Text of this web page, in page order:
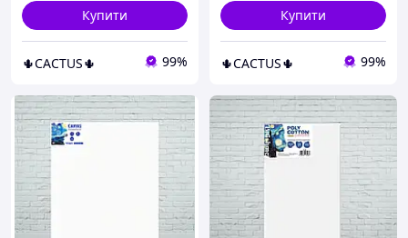
Купити
🌵CACTUS🌵 99%
Купити
🌵CACTUS🌵 99%